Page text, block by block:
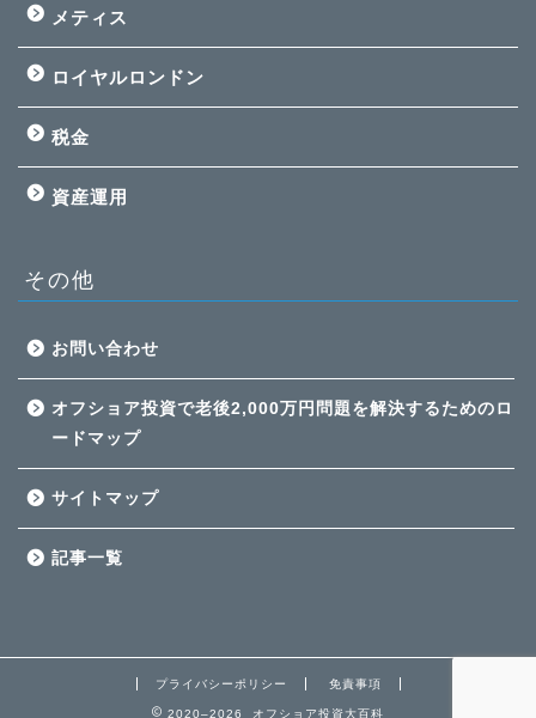
メティス
ロイヤルロンドン
税金
資産運用
その他
お問い合わせ
オフショア投資で老後2,000万円問題を解決するためのロ
ードマップ
サイトマップ
記事一覧
プライバシーポリシー 免責事項
2020–2026 オフショア投資大百科